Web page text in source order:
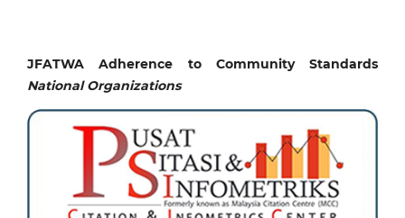
JFATWA Adherence to Community Standards
National Organizations